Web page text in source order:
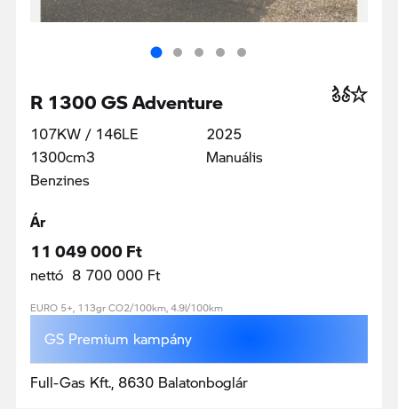
R 1300 GS Adventure
107KW / 146LE
1300cm3
Benzines
2025
Manuális
Ár
11 049 000 Ft
nettó 8 700 000 Ft
EURO 5+, 113gr CO2/100km, 4.9l/100km
GS Premium kampány
Full-Gas Kft., 8630 Balatonboglár